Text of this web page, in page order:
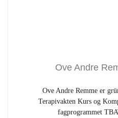
Ove Andre
Ove Andre Remme er
Terapivakten Kurs og
fagprogrammet